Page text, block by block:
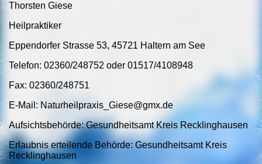
Thorsten Giese
Heilpraktiker
Eppendorfer Strasse 53, 45721 Haltern am See
Telefon: 02360/248752 oder 01517/4108948
Fax: 02360/248751
E-Mail: Naturheilpraxis_Giese@gmx.de
Aufsichtsbehörde: Gesundheitsamt Kreis Recklinghausen
Erlaubnis erteilende Behörde: Gesundheitsamt Kreis
Recklinghausen